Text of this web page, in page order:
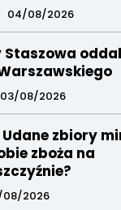
04/08/2026
Staszowa
03/08/2026
Udane zbiory
zboża na
2026